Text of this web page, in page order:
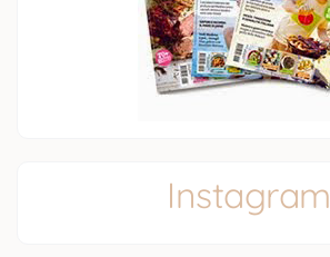
Instagram